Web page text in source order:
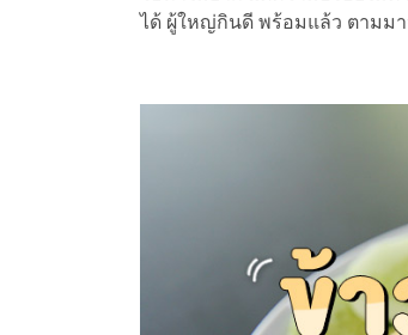
ได้ ผู้ใหญ่กินดี พร้อมแล้ว ตามมา